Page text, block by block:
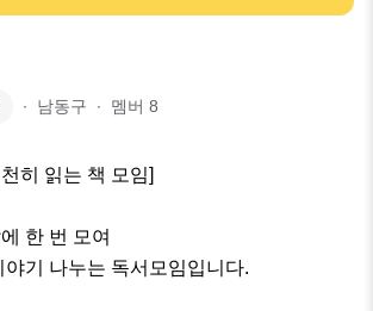
∙ 남동구 ∙ 멤버 8
히 읽는 책 모임]
한 번 모여
야기 나누는 독서모임입니다.